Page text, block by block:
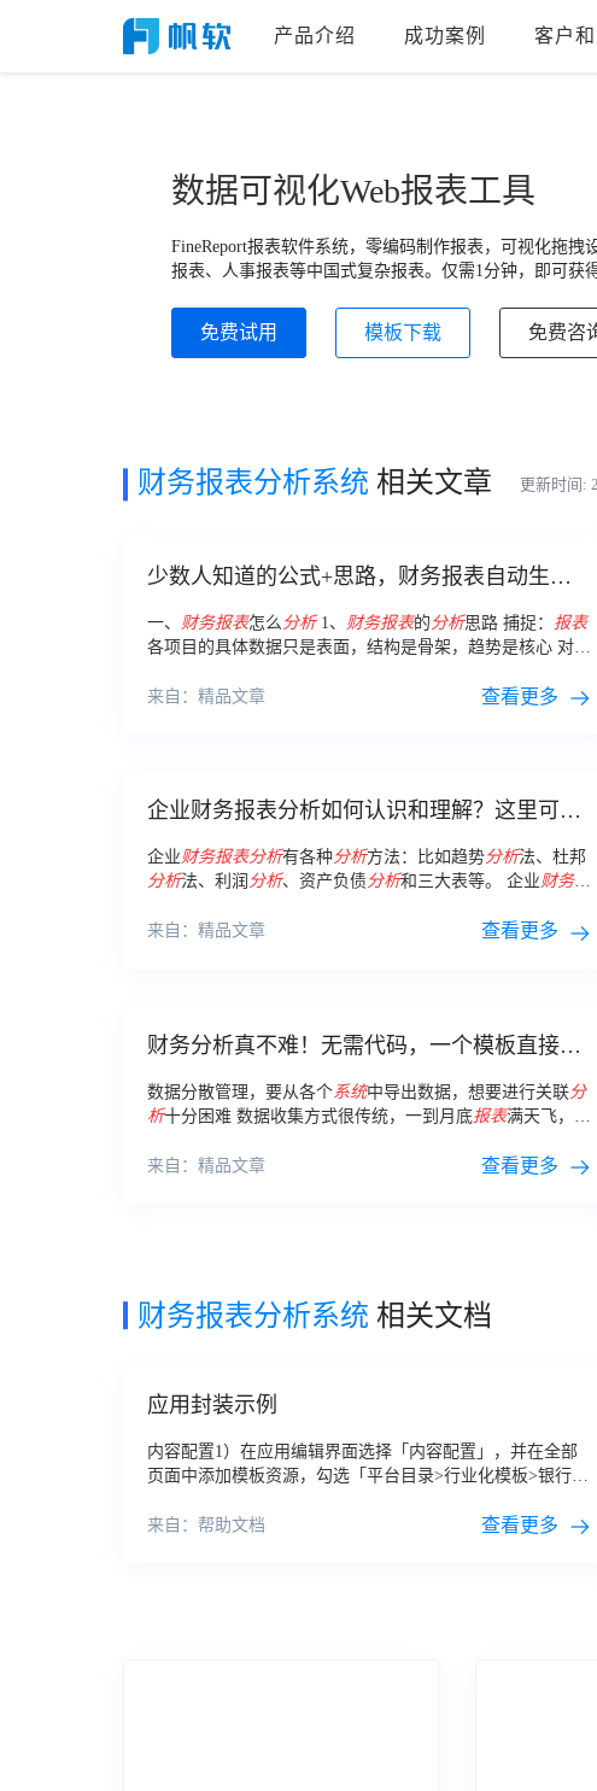
产品介绍 成功案例 客户
数据可视化Web报表工具
FineReport报表软件系统，零编码制作报表，可视化拖拽
报表、人事报表等中国式复杂报表。仅需1分钟，即可获
免费试用 模板下载 免费咨
财务报表分析系统 相关文章 更新时间:
少数人知道的公式+思路，财务报表自动生
成，财务总监用了5年
一、 财务报表怎么 分析 1、 财务报表的 分析思路 捕捉： 报表
各项目的具体数据只是表面，结构是骨架，趋势是核心 对
或局限于报表分析 分析方法
来自：精品文章 查看更多
企业财务报表分析如何认识和理解？这里可以
看明白！
企业财务报表分析有各种分析方法：比如趋势分析法、杜邦
分析法、利润 分析、资产负债 分析和三大表等。 企业财务报
来自：精品文章
查看更多
财务分析真不难！无需代码，一个模板直接复
数据分散管理，要从各个系统中导出数据，想要进行关联分
析十分困难 数据收集方式很传统，一到月底报表满天飞，如
表不是 财务狗呕心沥血加班加点完成的？
来自：精品文章 查看更多
财务报表分析系统 相关文档
应用封装示例
内容配置1）在应用编辑界面选择「内容配置」，并在全部
页面中添加模板资源，勾选「平台目录>行业化模板>银行行
合，组合名称为管理，并在组合中添加模板资源，如下图所
来自：帮助文档 查看更多